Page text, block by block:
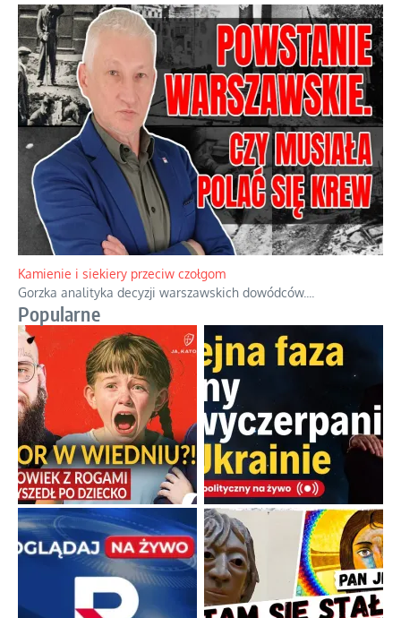
Kamienie i siekiery przeciw czołgom
Gorzka analityka decyzji warszawskich dowódców.
Popularne